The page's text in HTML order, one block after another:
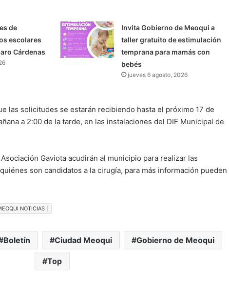
de
escolares
Cárdenas
Invita Gobierno de Meoqui a
taller gratuito de estimulación
temprana para mamás con
bebés
jueves 6 agosto, 2026
las solicitudes se estarán recibiendo hasta el próximo 17 de
a 2:00 de la tarde, en las instalaciones del DIF Municipal de
Gaviota acudirán al municipio para realizar las
son candidatos a la cirugía, para más información pueden
NOTICIAS |
Boletín Ciudad Meoqui Gobierno de Meoqui
Top